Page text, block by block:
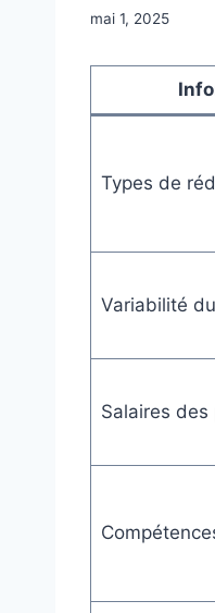
mai 1, 2025
Types de
Variabilité
Salaires des